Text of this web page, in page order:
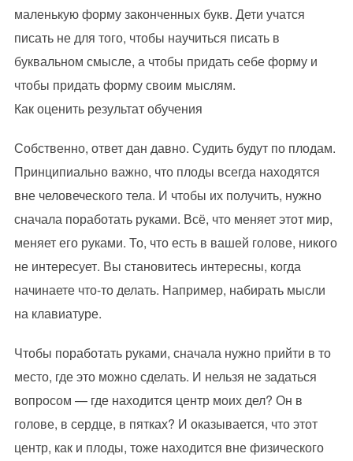
маленькую форму законченных букв. Дети учатся
писать не для того, чтобы научиться писать в
буквальном смысле, а чтобы придать себе форму и
чтобы придать форму своим мыслям.
Как оценить результат обучения
Собственно, ответ дан давно. Судить будут по плодам.
Принципиально важно, что плоды всегда находятся
вне человеческого тела. И чтобы их получить, нужно
сначала поработать руками. Всё, что меняет этот мир,
меняет его руками. То, что есть в вашей голове, никого
не интересует. Вы становитесь интересны, когда
начинаете что-то делать. Например, набирать мысли
на клавиатуре.
Чтобы поработать руками, сначала нужно прийти в то
место, где это можно сделать. И нельзя не задаться
вопросом — где находится центр моих дел? Он в
голове, в сердце, в пятках? И оказывается, что этот
центр, как и плоды, тоже находится вне физического